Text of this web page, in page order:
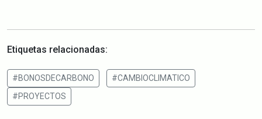
Etiquetas relacionadas:
#BONOSDECARBONO
#CAMBIOCLIMATICO
#PROYECTOS